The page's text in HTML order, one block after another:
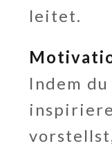
leitet.
Indem